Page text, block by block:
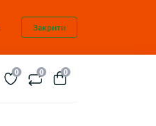
Закрити
0 0 0